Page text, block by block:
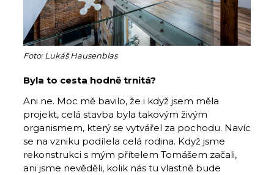
Foto: Lukáš Hausenblas
Byla to cesta hodně trnitá?
Ani ne. Moc mě bavilo, že i když jsem měla
projekt, celá stavba byla takovým živým
organismem, který se vytvářel za pochodu. Navíc
se na vzniku podílela celá rodina. Když jsme
rekonstrukci s mým přítelem Tomášem začali,
ani jsme nevěděli, kolik nás tu vlastně bude